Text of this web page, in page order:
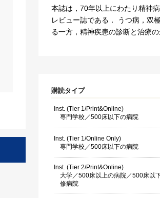
本誌は，70年以上にわたり精神
レビュー誌である． うつ病，双
る一方，精神疾患の診断と治療
購読タイプ
Inst. (Tier 1/Print&Online)
専門学校／500床以下の病院
Inst. (Tier 1/Online Only)
専門学校／500床以下の病院
Inst. (Tier 2/Print&Online)
大学／500床以上の病院／500床以
修病院